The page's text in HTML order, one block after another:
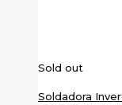
Sold out
Soldadora